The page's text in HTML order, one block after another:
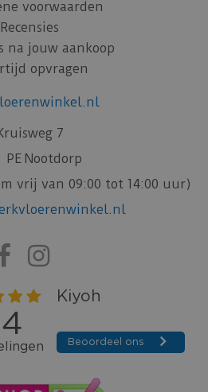
voorwaarden
Recensies
na jouw aankoop
opvragen
7
PE Nootdorp
vrij van 09:00 tot 14:00 uur)